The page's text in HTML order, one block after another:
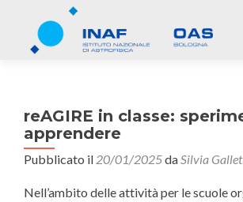
reAGIRE in classe:
apprendere
Pubblicato il 20/01/2025daSilvia
Nell’ambito delle attività per le scuole